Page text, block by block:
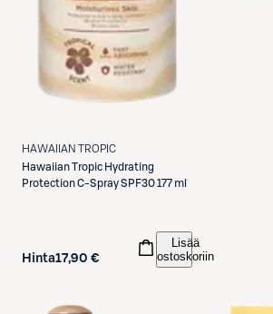
HAWAIIAN TROPIC
Hawaiian Tropic Hydrating
Protection C-Spray SPF30 177 ml
Hinta17,90 €
Lisää
ostoskoriin